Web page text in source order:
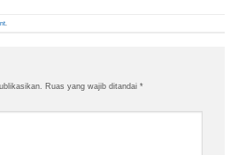
.
Ruas yang wajib ditandai *